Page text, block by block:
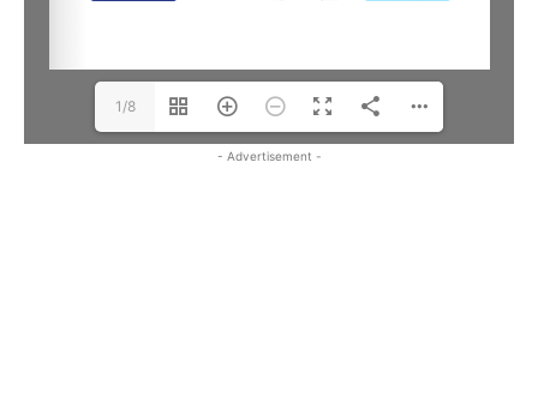
1/8
- Advertisement -